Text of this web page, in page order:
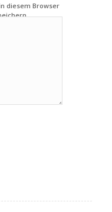
diesem Browser